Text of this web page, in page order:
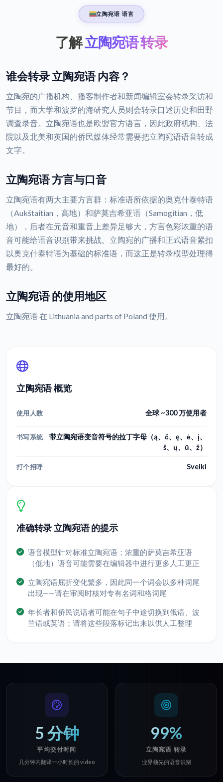
立陶宛语 语言
了解立陶宛语 转录
谁会转录 立陶宛语 内容？
立陶宛的广播机构、播客制作者和新闻编辑室会转录采访和
节目，而大学和波罗的海研究人员则会转录口述历史和田野
调查录音。立陶宛语也是欧盟官方语言，因此政府机构、法
院以及北美和英国的侨民媒体经常需要把立陶宛语语音转成
文字。
立陶宛语 方言与口音
立陶宛语有两大主要方言群：标准语所依据的奥克什泰特语
（Aukštaitian，高地）和萨莫吉希亚语（Samogitian，低
地），后者在元音和重音上差异足够大，方言色彩浓重的语
音可能给语音识别带来挑战。立陶宛的广播和正式语音紧扣
以奥克什泰特语为基础的标准语，而这正是转录模型处理得
最好的。
立陶宛语 的使用地区
立陶宛语 在 Lithuania and parts of Poland 使用。
立陶宛语 概览
使用人数 全球 ~300 万使用者
书写系统
带立陶宛语变音符号的拉丁字母（ą、č、ę、ė、į、
š、ų、ū、ž）
打个招呼 Sveiki
准确转录 立陶宛语 的提示
语音模型针对标准立陶宛语；浓重的萨莫吉希亚语
（低地）语音可能需要在编辑器中进行更多人工更正
立陶宛语屈折变化繁多，因此同一个词会以多种词尾
出现——请在审阅时核对专有名词和格词尾
年长者和侨民说话者可能在句子中途切换到俄语、波
兰语或英语；请将这些段落标记出来以供人工整理
5 分钟
平均交付时间
几分钟内翻译一小时长的 video
99%
立陶宛语 转录
业界领先的语音识别